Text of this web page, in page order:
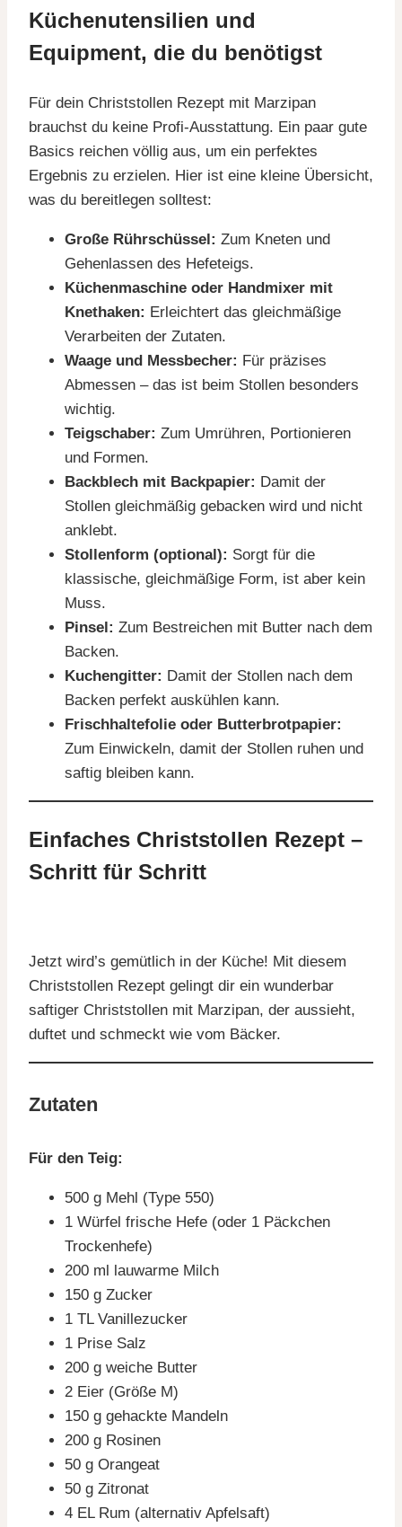
Küchenutensilien und
Equipment, die du benötigst
Für dein Christstollen Rezept mit Marzipan
brauchst du keine Profi-Ausstattung. Ein paar gute
Basics reichen völlig aus, um ein perfektes
Ergebnis zu erzielen. Hier ist eine kleine Übersicht,
was du bereitlegen solltest:
Große Rührschüssel: Zum Kneten und
Gehenlassen des Hefeteigs.
Küchenmaschine oder Handmixer mit
Knethaken: Erleichtert das gleichmäßige
Verarbeiten der Zutaten.
Waage und Messbecher: Für präzises
Abmessen – das ist beim Stollen besonders
wichtig.
Teigschaber: Zum Umrühren, Portionieren
und Formen.
Backblech mit Backpapier: Damit der
Stollen gleichmäßig gebacken wird und nicht
anklebt.
Stollenform (optional): Sorgt für die
klassische, gleichmäßige Form, ist aber kein
Muss.
Pinsel: Zum Bestreichen mit Butter nach dem
Backen.
Kuchengitter: Damit der Stollen nach dem
Backen perfekt auskühlen kann.
Frischhaltefolie oder Butterbrotpapier:
Zum Einwickeln, damit der Stollen ruhen und
saftig bleiben kann.
Einfaches Christstollen Rezept –
Schritt für Schritt
Jetzt wird’s gemütlich in der Küche! Mit diesem
Christstollen Rezept gelingt dir ein wunderbar
saftiger Christstollen mit Marzipan, der aussieht,
duftet und schmeckt wie vom Bäcker.
Zutaten
Für den Teig:
500 g Mehl (Type 550)
1 Würfel frische Hefe (oder 1 Päckchen
Trockenhefe)
200 ml lauwarme Milch
150 g Zucker
1 TL Vanillezucker
1 Prise Salz
200 g weiche Butter
2 Eier (Größe M)
150 g gehackte Mandeln
200 g Rosinen
50 g Orangeat
50 g Zitronat
4 EL Rum (alternativ Apfelsaft)